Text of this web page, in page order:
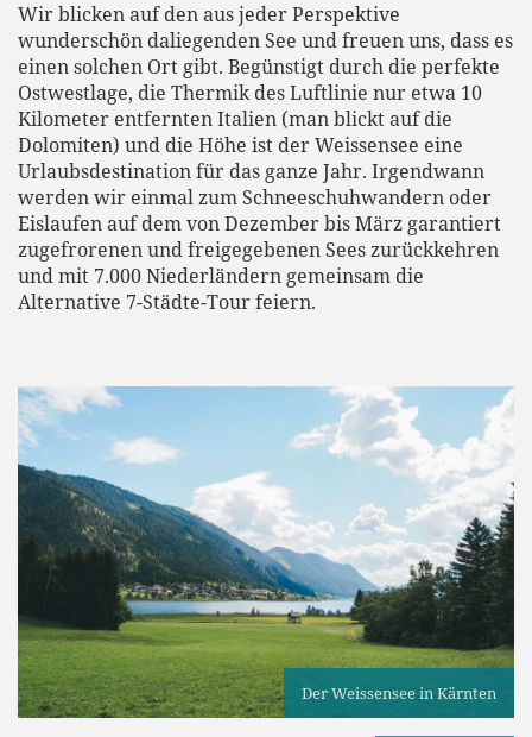
Wir blicken auf den aus jeder Perspektive
wunderschön daliegenden See und freuen uns, dass es
einen solchen Ort gibt. Begünstigt durch die perfekte
Ostwestlage, die Thermik des Luftlinie nur etwa 10
Kilometer entfernten Italien (man blickt auf die
Dolomiten) und die Höhe ist der Weissensee eine
Urlaubsdestination für das ganze Jahr. Irgendwann
werden wir einmal zum Schneeschuhwandern oder
Eislaufen auf dem von Dezember bis März garantiert
zugefrorenen und freigegebenen Sees zurückkehren
und mit 7.000 Niederländern gemeinsam die
Alternative 7-Städte-Tour feiern.
Der Weissensee in Kärnten